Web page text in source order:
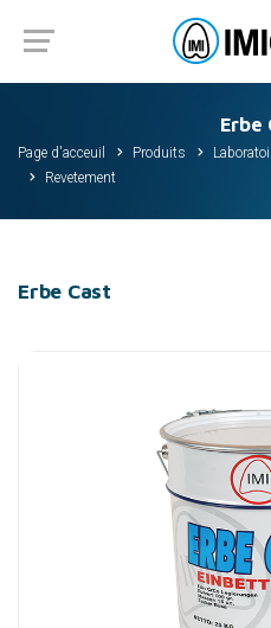
Erbe
Page d'acceuil Produits
Revetement
Erbe Cast